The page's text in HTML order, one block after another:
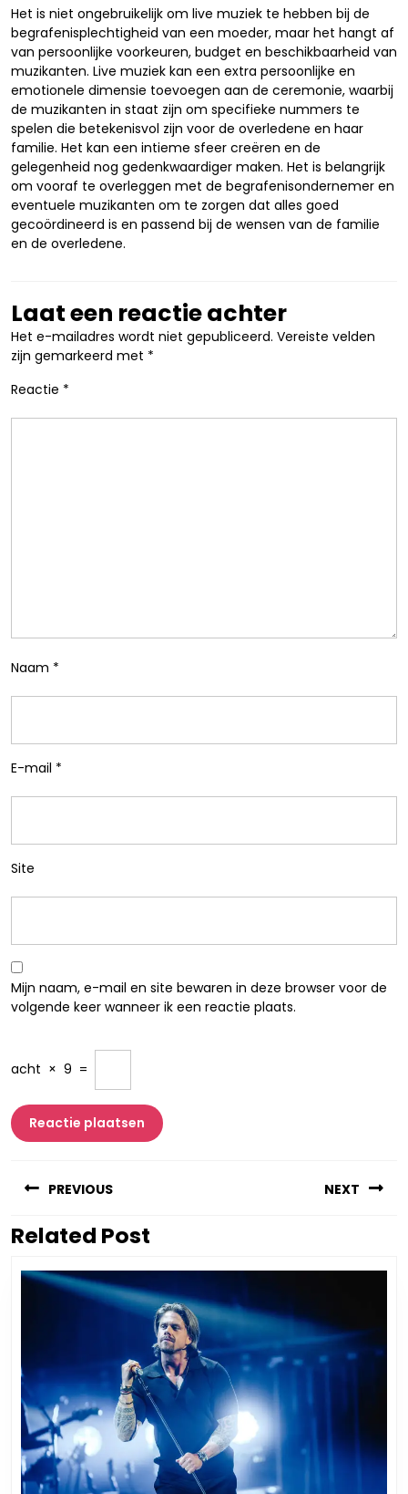
Het is niet ongebruikelijk om live muziek te hebben bij de
begrafenisplechtigheid van een moeder, maar het hangt af
van persoonlijke voorkeuren, budget en beschikbaarheid van
muzikanten. Live muziek kan een extra persoonlijke en
emotionele dimensie toevoegen aan de ceremonie, waarbij
de muzikanten in staat zijn om specifieke nummers te
spelen die betekenisvol zijn voor de overledene en haar
familie. Het kan een intieme sfeer creëren en de
gelegenheid nog gedenkwaardiger maken. Het is belangrijk
om vooraf te overleggen met de begrafenisondernemer en
eventuele muzikanten om te zorgen dat alles goed
gecoördineerd is en passend bij de wensen van de familie
en de overledene.
Laat een reactie achter
Het e-mailadres wordt niet gepubliceerd. Vereiste velden
zijn gemarkeerd met *
Reactie *
Naam *
E-mail *
Site
Mijn naam, e-mail en site bewaren in deze browser voor de
volgende keer wanneer ik een reactie plaats.
acht × 9 =
PREVIOUS
Vorig
NEXT
Related Post